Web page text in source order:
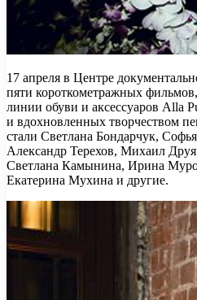
17 апреля в Центре
пяти короткометражных
линии обуви и аксессуаров Alla
и вдохновленных творчеством
стали Светлана Бондарчук,
Александр Терехов, Михаил
Светлана Камынина, Ирина
Екатерина Мухина и другие.